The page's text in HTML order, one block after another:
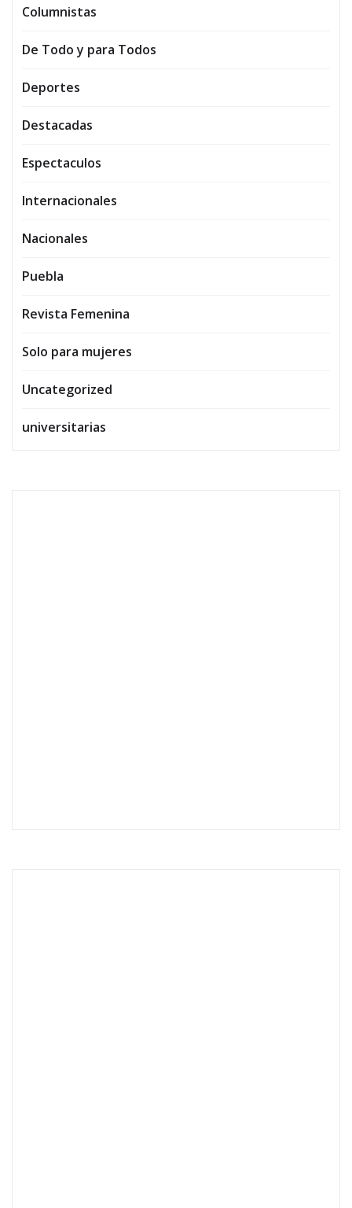
Columnistas
De Todo y para Todos
Deportes
Destacadas
Espectaculos
Internacionales
Nacionales
Puebla
Revista Femenina
Solo para mujeres
Uncategorized
universitarias